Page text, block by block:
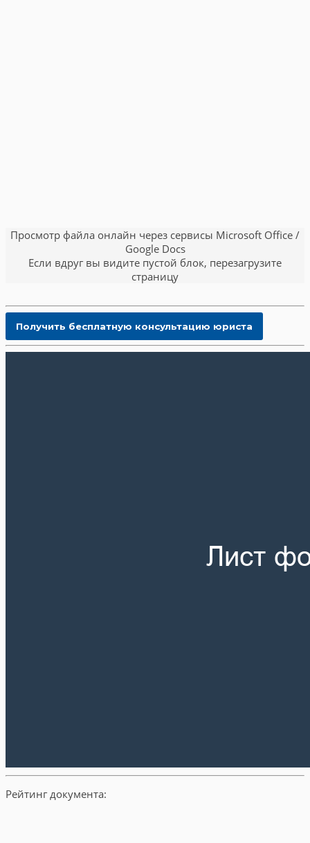
Просмотр файла онлайн через сервисы Microsoft Office /
Google Docs
Если вдруг вы видите пустой блок, перезагрузите
страницу
Рейтинг документа: